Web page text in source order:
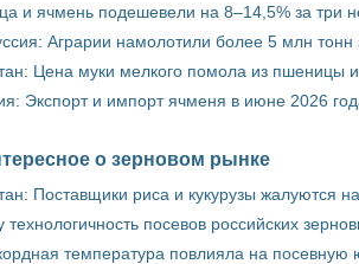
и ячмень подешевели на 8–14,5% за три
Аграрии намолотили более 5 млн тонн
Цена муки мелкого помола из пшеницы
Экспорт и импорт ячменя в июне 2026
о зерновом рынке
Поставщики риса и кукурузы жалуются
технологичность посевов российских
температура повлияла на